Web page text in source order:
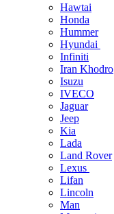
Hawtai
Honda
Hummer
Hyundai
Infiniti
Iran Khodro
Isuzu
IVECO
Jaguar
Jeep
Kia
Lada
Land Rover
Lexus
Lifan
Lincoln
Man